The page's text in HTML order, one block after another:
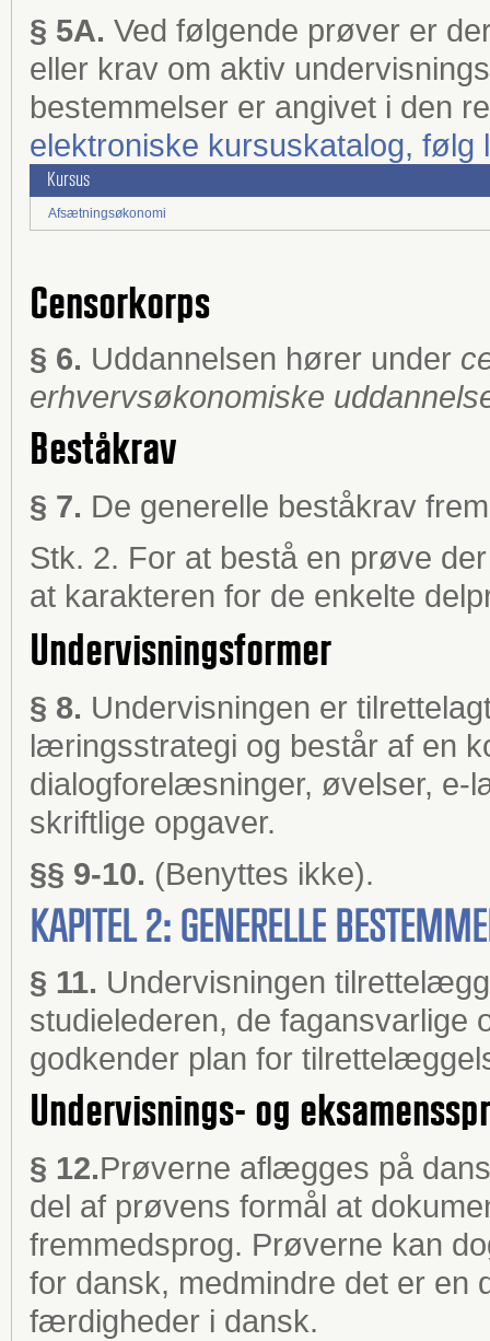
§ 5A. Ved følgende prøver er
eller krav om aktiv
bestemmelser er angivet i den
elektroniske kursuskatalog, følg
Kursus
Afsætningsøkonomi
Censorkorps
§ 6. Uddannelsen hører under
erhvervsøkonomiske
Beståkrav
§ 7. De generelle beståkrav
Stk. 2. For at bestå en prøve
at karakteren for de enkelte
Undervisningsformer
§ 8. Undervisningen er
læringsstrategi og består af en
dialogforelæsninger, øvelser, e-
skriftlige opgaver.
§§ 9-10. (Benyttes ikke).
KAPITEL 2: GENERELLE
§ 11. Undervisningen
studielederen, de
godkender plan for
Undervisnings- og
§ 12.Prøverne aflægges på
del af prøvens formål at
fremmedsprog. Prøverne kan
for dansk, medmindre det er en
færdigheder i dansk.